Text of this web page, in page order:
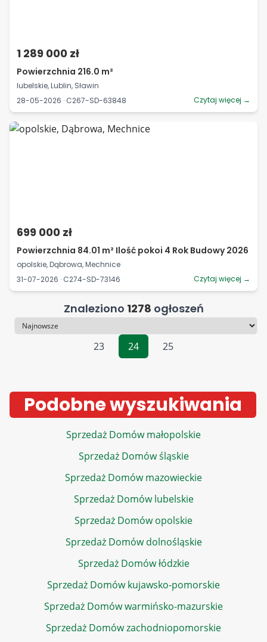
1 289 000 zł
Powierzchnia 216.0 m²
lubelskie, Lublin, Sławin
28-05-2026 · C267-SD-63848
Czytaj więcej →
699 000 zł
Powierzchnia 84.01 m² Ilość pokoi 4 Rok Budowy 2026
opolskie, Dąbrowa, Mechnice
31-07-2026 · C274-SD-73146
Czytaj więcej →
Znaleziono 1278 ogłoszeń
Sortowanie
23
24 25
Podobne wyszukiwania
Sprzedaż Domów małopolskie
Sprzedaż Domów śląskie
Sprzedaż Domów mazowieckie
Sprzedaż Domów lubelskie
Sprzedaż Domów opolskie
Sprzedaż Domów dolnośląskie
Sprzedaż Domów łódzkie
Sprzedaż Domów kujawsko-pomorskie
Sprzedaż Domów warmińsko-mazurskie
Sprzedaż Domów zachodniopomorskie